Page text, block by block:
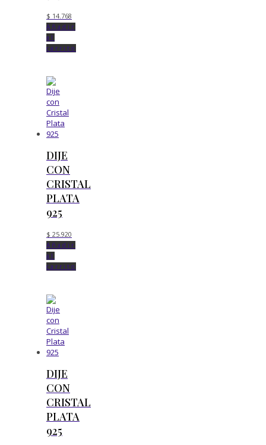
$ 14.768
Añadir
al
carrito
DIJE
CON
CRISTAL
PLATA
925
$ 25.920
Añadir
al
carrito
DIJE
CON
CRISTAL
PLATA
925